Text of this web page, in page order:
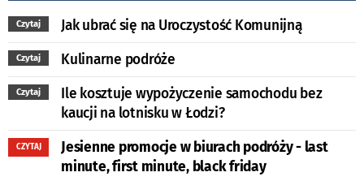
Czytaj Jak ubrać się na Uroczystość Komunijną
Czytaj Kulinarne podróże
Czytaj
Ile kosztuje wypożyczenie samochodu bez
kaucji na lotnisku w Łodzi?
CZYTAJ
Jesienne promocje w biurach podróży - last
minute, first minute, black friday